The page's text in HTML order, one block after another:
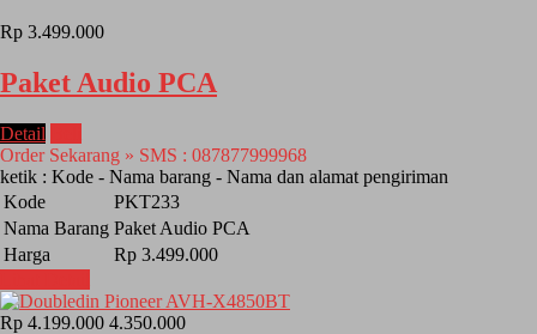
Rp 3.499.000
Paket Audio PCA
Detail
Order Sekarang » SMS : 087877999968
ketik : Kode - Nama barang - Nama dan alamat pengiriman
Kode
PKT233
Nama Barang Paket Audio PCA
Harga
Rp 3.499.000
Rp 4.199.000 4.350.000